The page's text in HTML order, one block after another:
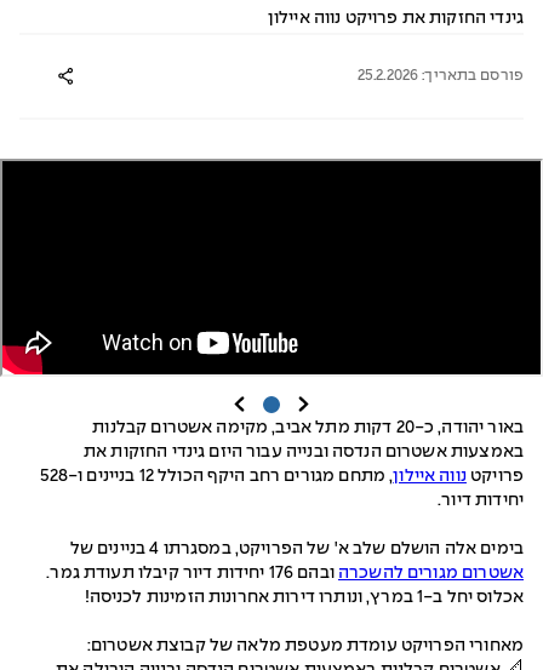
גינדי החזקות את פרויקט נווה איילון
פורסם בתאריך: 25.2.2026
באור יהודה, כ-20 דקות מתל אביב, מקימה אשטרום קבלנות
באמצעות אשטרום הנדסה ובנייה עבור היזם גינדי החזקות את
פרויקט נווה איילון
, מתחם מגורים רחב היקף הכולל 12 בניינים ו-528
יחידות דיור.
בימים אלה הושלם שלב א' של הפרויקט, במסגרתו 4 בניינים של
אשטרום מגורים להשכרה
ובהם 176 יחידות דיור קיבלו תעודת גמר.
אכלוס יחל ב-1 במרץ, ונותרו דירות אחרונות הזמינות לכניסה!
מאחורי הפרויקט עומדת מעטפת מלאה של קבוצת אשטרום: